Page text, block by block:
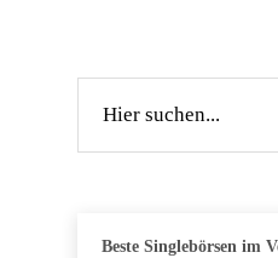
Beste Singlebörsen im